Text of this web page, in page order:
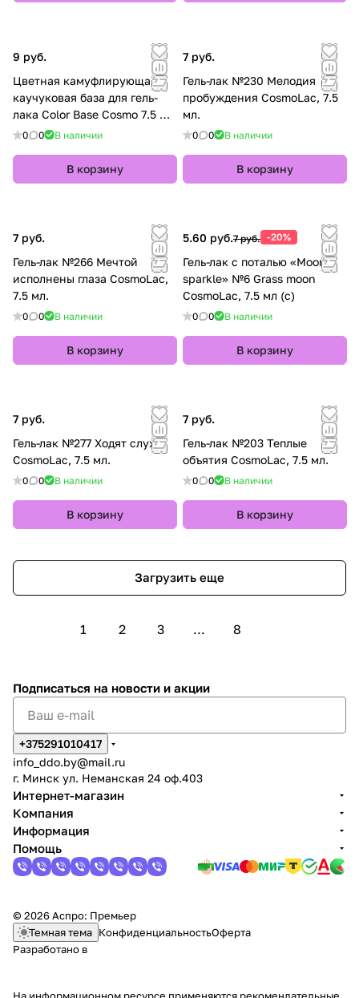
9 руб.
Цветная камуфлирующая
каучуковая база для гель-
лака Color Base Cosmo 7.5 мл
№3
0 0 В наличии
В корзину
7 руб.
Гель-лак №230 Мелодия
пробуждения CosmoLac, 7.5
мл.
0 0 В наличии
В корзину
7 руб.
Гель-лак №266 Мечтой
исполнены глаза CosmoLac,
7.5 мл.
0 0 В наличии
В корзину
5.60 руб.7 руб. -20%
Гель-лак с поталью «Moon
sparkle» №6 Grass moon
CosmoLac, 7.5 мл (с)
0 0 В наличии
В корзину
7 руб.
Гель-лак №277 Ходят слухи
CosmoLac, 7.5 мл.
0 0 В наличии
В корзину
7 руб.
Гель-лак №203 Теплые
объятия CosmoLac, 7.5 мл.
0 0 В наличии
В корзину
Загрузить еще
1 2 3 ... 8
Подписаться на новости и акции
+375291010417
info_ddo.by@mail.ru
г. Минск ул. Неманская 24 оф.403
Интернет-магазин
Компания
Информация
Помощь
© 2026 Аспро: Премьер
Темная тема КонфиденциальностьОферта
Разработано в